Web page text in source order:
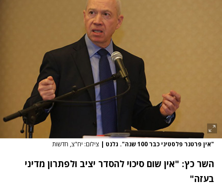
"אין פרטנר פלסטיני כבר 100 שנה". גלנט | צילום: יח"צ, חדשות
השר כץ: "אין שום סיכוי להסדר יציב ולפתרון מדיני
בעזה‎"